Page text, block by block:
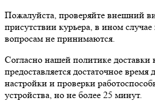
Пожалуйста, проверяйте внешний
присутствии курьера, в ином
вопросам не принимаются.
Согласно нашей политике доставки
предоставляется достаточное
настройки и проверки
устройства, но не более 25 минут.